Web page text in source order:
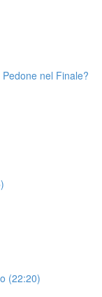
nel Finale?
(22:20)